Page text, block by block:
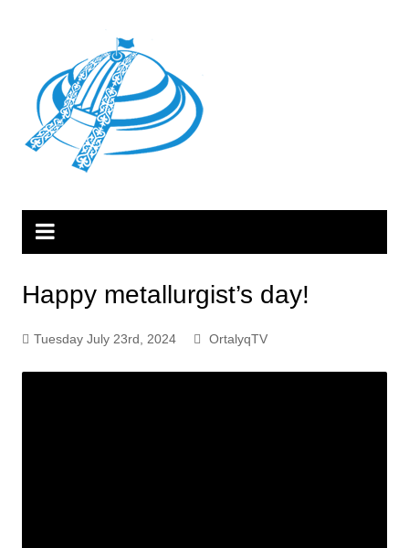
Happy metallurgist’s day!
Tuesday July 23rd, 2024 OrtalyqTV